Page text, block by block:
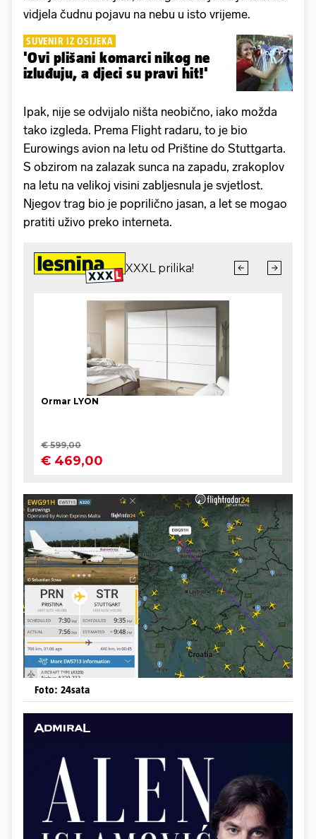
vidjela čudnu pojavu na nebu u isto vrijeme.
SUVENIR IZ OSIJEKA
'Ovi plišani komarci nikog ne
izluđuju, a djeci su pravi hit!'
Ipak, nije se odvijalo ništa neobično, iako možda
tako izgleda. Prema Flight radaru, to je bio
Eurowings avion na letu od Prištine do Stuttgarta.
S obzirom na zalazak sunca na zapadu, zrakoplov
na letu na velikoj visini zabljesnula je svjetlost.
Njegov trag bio je poprilično jasan, a let se mogao
pratiti uživo preko interneta.
Foto: 24sata